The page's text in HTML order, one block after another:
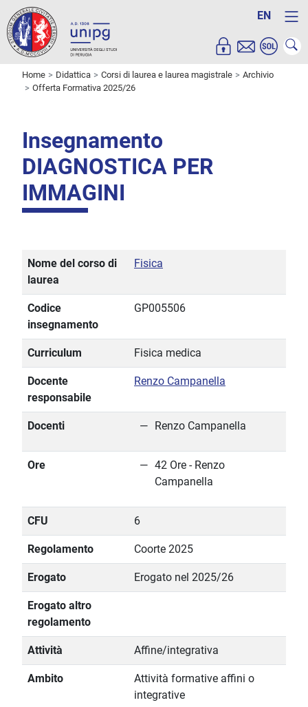
EN
Home Didattica Corsi di laurea e laurea magistrale
Archivio
Offerta Formativa 2025/26
Insegnamento
DIAGNOSTICA PER
IMMAGINI
Nome del corso di
laurea
Fisica
Codice
insegnamento
GP005506
Curriculum Fisica medica
Docente
responsabile
Renzo Campanella
Docenti Renzo Campanella
Ore
42 Ore - Renzo
Campanella
CFU 6
Regolamento Coorte 2025
Erogato Erogato nel 2025/26
Erogato altro
regolamento
Attività Affine/integrativa
Ambito
Attività formative affini o
integrative